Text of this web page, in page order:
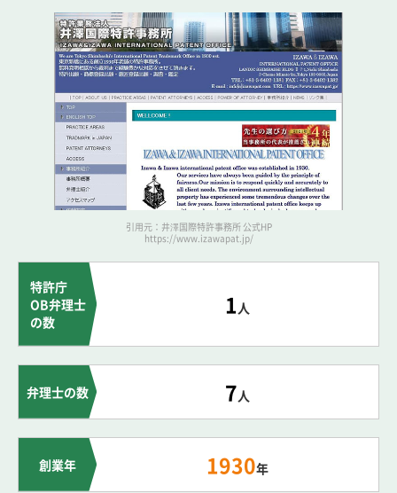
引用元：井澤国際特許事務所 公式HP
https://www.izawapat.jp/
特許庁
OB弁理士
の数
1人
弁理士の数 7人
創業年 1930年